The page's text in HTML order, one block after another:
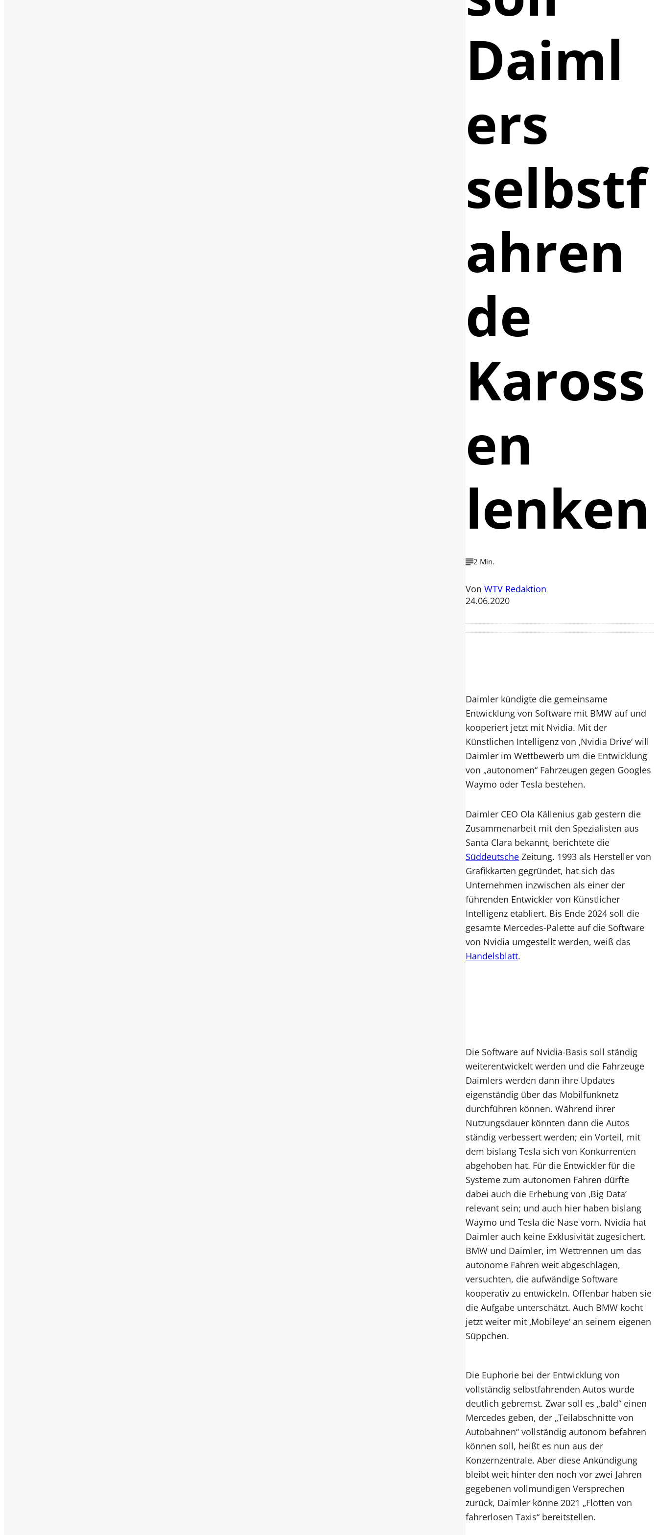
Daiml
ers
selbstf
ahren
de
Kaross
en
lenken
2 Min.
VonWTV Redaktion
24.06.2020
Daimler kündigte die gemeinsame
Entwicklung von Software mit BMW auf und
kooperiert jetzt mit Nvidia. Mit der
Künstlichen Intelligenz von ‚Nvidia Drive‘ will
Daimler im Wettbewerb um die Entwicklung
von „autonomen“ Fahrzeugen gegen Googles
Waymo oder Tesla bestehen.
Daimler CEO Ola Källenius gab gestern die
Zusammenarbeit mit den Spezialisten aus
Santa Clara bekannt, berichtete die
Süddeutsche Zeitung. 1993 als Hersteller von
Grafikkarten gegründet, hat sich das
Unternehmen inzwischen als einer der
führenden Entwickler von Künstlicher
Intelligenz etabliert. Bis Ende 2024 soll die
gesamte Mercedes-Palette auf die Software
von Nvidia umgestellt werden, weiß das
Handelsblatt.
Die Software auf Nvidia-Basis soll ständig
weiterentwickelt werden und die Fahrzeuge
Daimlers werden dann ihre Updates
eigenständig über das Mobilfunknetz
durchführen können. Während ihrer
Nutzungsdauer könnten dann die Autos
ständig verbessert werden; ein Vorteil, mit
dem bislang Tesla sich von Konkurrenten
abgehoben hat. Für die Entwickler für die
Systeme zum autonomen Fahren dürfte
dabei auch die Erhebung von ‚Big Data‘
relevant sein; und auch hier haben bislang
Waymo und Tesla die Nase vorn. Nvidia hat
Daimler auch keine Exklusivität zugesichert.
BMW und Daimler, im Wettrennen um das
autonome Fahren weit abgeschlagen,
versuchten, die aufwändige Software
kooperativ zu entwickeln. Offenbar haben sie
die Aufgabe unterschätzt. Auch BMW kocht
jetzt weiter mit ‚Mobileye‘ an seinem eigenen
Süppchen.
Die Euphorie bei der Entwicklung von
vollständig selbstfahrenden Autos wurde
deutlich gebremst. Zwar soll es „bald“ einen
Mercedes geben, der „Teilabschnitte von
Autobahnen“ vollständig autonom befahren
können soll, heißt es nun aus der
Konzernzentrale. Aber diese Ankündigung
bleibt weit hinter den noch vor zwei Jahren
gegebenen vollmundigen Versprechen
zurück, Daimler könne 2021 „Flotten von
fahrerlosen Taxis“ bereitstellen.